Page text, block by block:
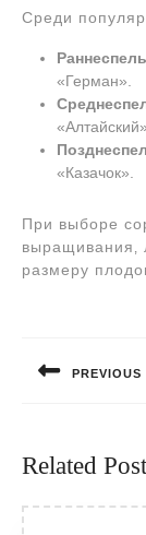
Среди
«Герман».
«Казачок».
При выборе
выращивания‚
размеру
записям
PREVIOUS
Related Post